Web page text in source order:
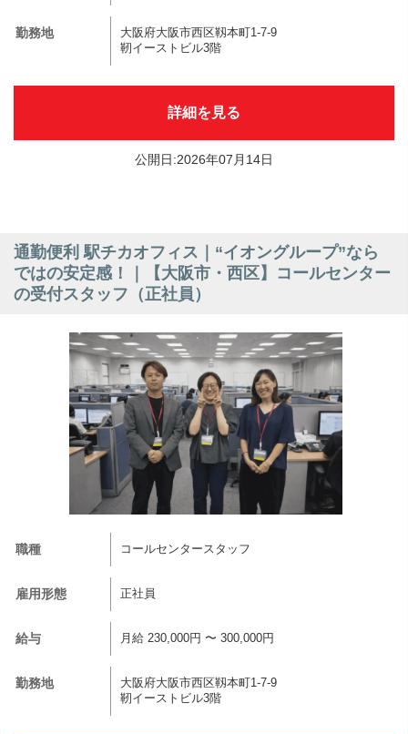
勤務地
大阪府大阪市西区靱本町1-7-9
靭イーストビル3階
詳細を見る
公開日:2026年07月14日
通勤便利 駅チカオフィス｜“イオングループ”なら
ではの安定感！｜【大阪市・西区】コールセンター
の受付スタッフ（正社員）
職種 コールセンタースタッフ
雇用形態 正社員
給与 月給 230,000円 〜 300,000円
勤務地
大阪府大阪市西区靱本町1-7-9
靭イーストビル3階